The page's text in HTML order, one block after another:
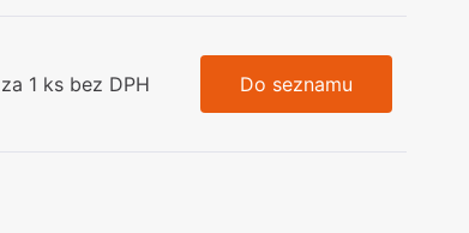
za 1 ks bez DPH Do seznamu